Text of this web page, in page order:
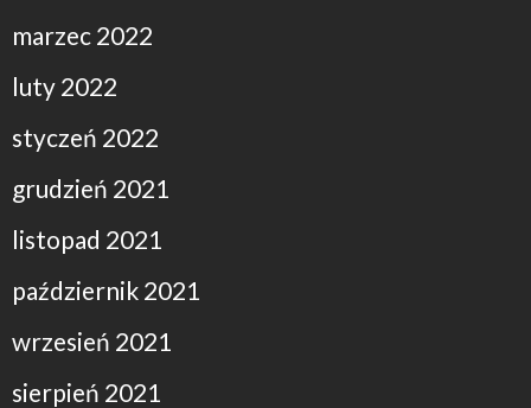
marzec 2022
luty 2022
styczeń 2022
grudzień 2021
listopad 2021
październik 2021
wrzesień 2021
sierpień 2021